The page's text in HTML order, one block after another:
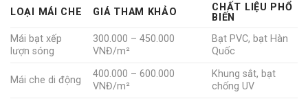
LOẠI MÁI CHE GIÁ THAM KHẢO
CHẤT LIỆU PHỔ
BIẾN
Mái bạt xếp
lượn sóng
300.000 – 450.000
VNĐ/m²
Bạt PVC, bạt Hàn
Quốc
Mái che di động
400.000 – 600.000
VNĐ/m²
Khung sắt, bạt
chống UV